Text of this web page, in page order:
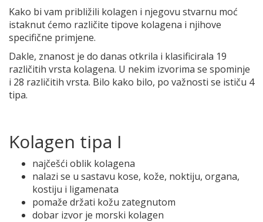
Kako bi vam približili kolagen i njegovu stvarnu moć
istaknut ćemo različite tipove kolagena i njihove
specifične primjene.
Dakle, znanost je do danas otkrila i klasificirala 19
različitih vrsta kolagena. U nekim izvorima se spominje
i 28 različitih vrsta. Bilo kako bilo, po važnosti se ističu 4
tipa.
Kolagen tipa I
najčešći oblik kolagena
nalazi se u sastavu kose, kože, noktiju, organa,
kostiju i ligamenata
pomaže držati kožu zategnutom
dobar izvor je morski kolagen